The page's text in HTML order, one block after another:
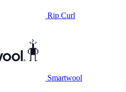
Rip Curl
Smartwool